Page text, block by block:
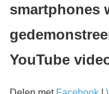
smartphones
YouTube